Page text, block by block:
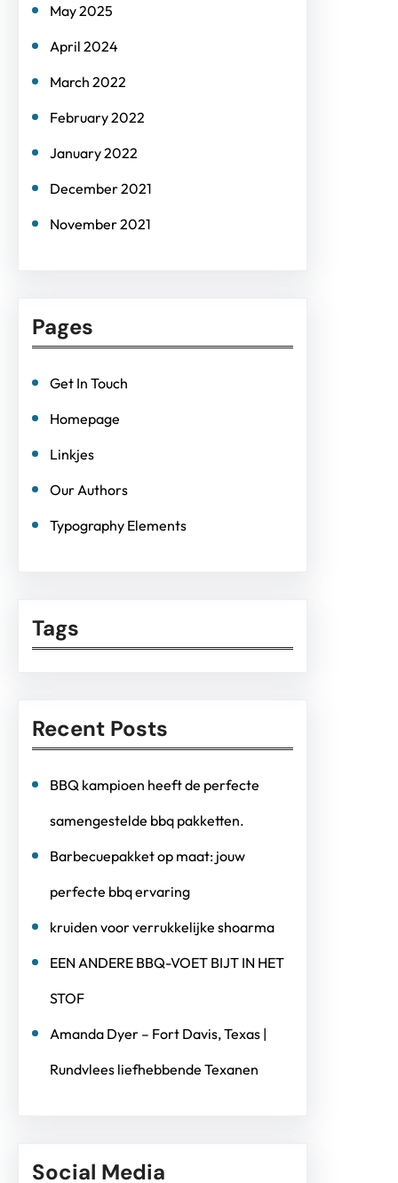
May 2025
April 2024
March 2022
February 2022
January 2022
December 2021
November 2021
Pages
Get In Touch
Homepage
Linkjes
Our Authors
Typography Elements
Tags
Recent Posts
BBQ kampioen heeft de perfecte
samengestelde bbq pakketten.
Barbecuepakket op maat: jouw
perfecte bbq ervaring
kruiden voor verrukkelijke shoarma
EEN ANDERE BBQ-VOET BIJT IN HET
STOF
Amanda Dyer – Fort Davis, Texas |
Rundvlees liefhebbende Texanen
Social Media